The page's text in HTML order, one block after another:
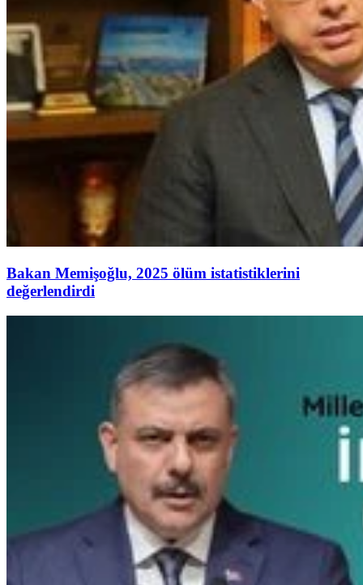
Bakan Memişoğlu, 2025 ölüm istatistiklerini
değerlendirdi